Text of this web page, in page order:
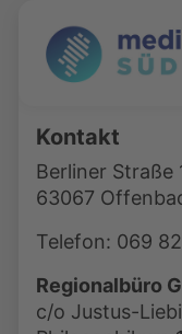
Kontakt
Berliner Straße
63067
Telefon: 069
Regionalbüro
c/o Justus-